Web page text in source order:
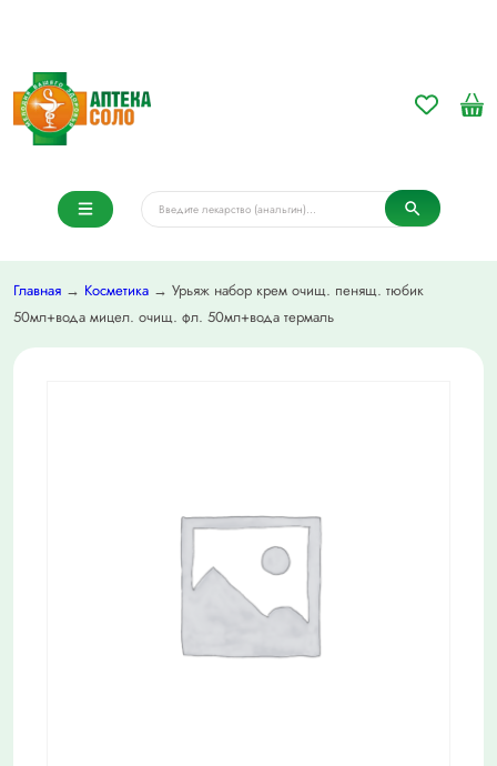
Главная → Косметика → Урьяж набор крем очищ. пенящ. тюбик
50мл+вода мицел. очищ. фл. 50мл+вода термаль